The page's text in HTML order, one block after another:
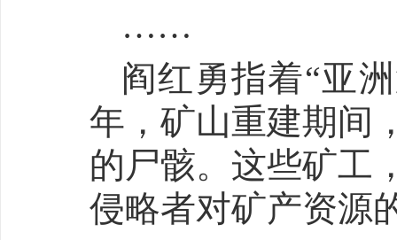
……
阎红勇指着“亚
年，矿山重建期间
的尸骸。这些矿工
侵略者对矿产资源